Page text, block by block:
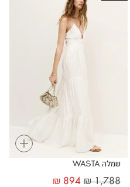
+
שמלה WASTA
₪1,788
₪ 894